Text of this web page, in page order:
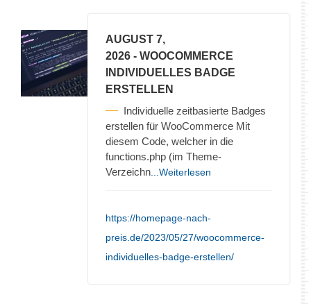
AUGUST 7,
2026 - WOOCOMMERCE
INDIVIDUELLES BADGE
ERSTELLEN
Individuelle zeitbasierte Badges
erstellen für WooCommerce Mit
diesem Code, welcher in die
functions.php (im Theme-
Verzeichn ...Weiterlesen
https://homepage-nach-
preis.de/2023/05/27/woocommerce-
individuelles-badge-erstellen/